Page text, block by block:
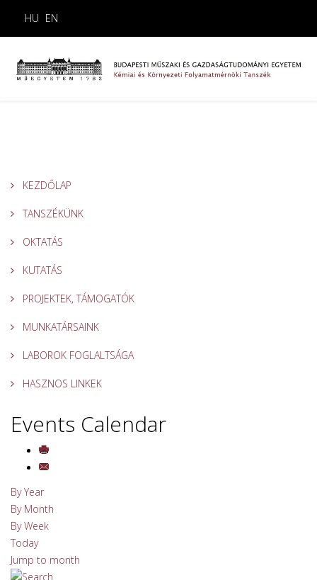
HU EN
KEZDŐLAP
TANSZÉKÜNK
OKTATÁS
KUTATÁS
PROJEKTEK, TÁMOGATÓK
MUNKATÁRSAINK
LABOROK FOGLALTSÁGA
HASZNOS LINKEK
Events Calendar
By Year
By Month
By Week
Today
Jump to month